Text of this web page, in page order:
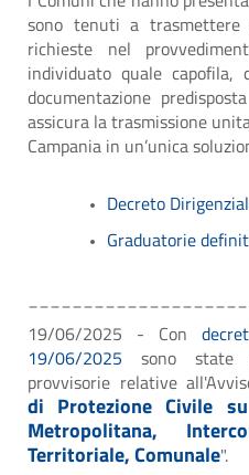
sono tenuti a trasmettere
richieste nel
individuato quale capofila,
documentazione
assicura la trasmissione
Campania in un’unica
Decreto
Graduatorie
19/06/2025 - Con
19/06/2025 sono state
provvisorie relative
di Protezione Civile
Metropolitana,
Territoriale, Comunale".